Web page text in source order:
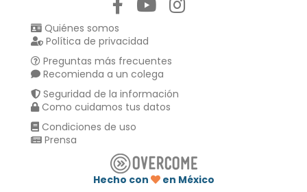
Quiénes somos
Política de privacidad
Preguntas más frecuentes
Recomienda a un colega
Seguridad de la información
Como cuidamos tus datos
Condiciones de uso
Prensa
Hecho con
en México